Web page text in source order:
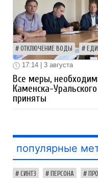
ОТКЛЮЧЕНИЕ ВОДЫ
17:14 | 3 августа
Все меры,
Каменска-
приняты
популярные
СИНТЗ ПЕРСОНА